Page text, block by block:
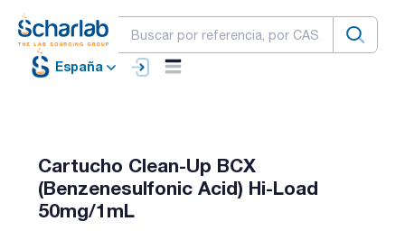
España
Cartucho Clean-Up BCX
(Benzenesulfonic Acid) Hi-Load
50mg/1mL